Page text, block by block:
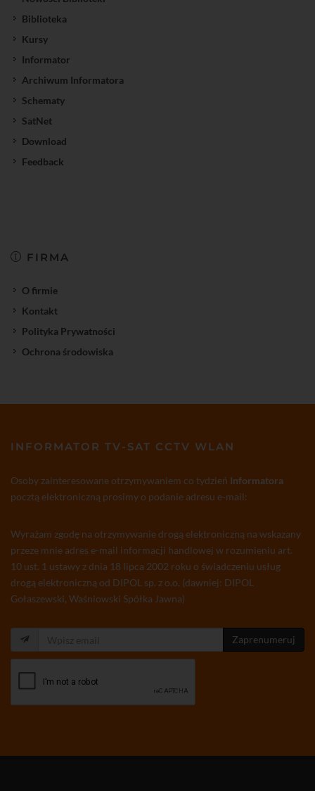
Biblioteka
Kursy
Informator
Archiwum Informatora
Schematy
SatNet
Download
Feedback
FIRMA
O firmie
Kontakt
Polityka Prywatności
Ochrona środowiska
INFORMATOR TV-SAT CCTV WLAN
Osoby zainteresowane otrzymywaniem co tydzień Informatora
pocztą elektroniczną prosimy o podanie adresu e-mail:
Wyrażam zgodę na otrzymywanie drogą elektroniczną na wskazany
przeze mnie adres e-mail informacji handlowej w rozumieniu art.
10 ust. 1 ustawy z dnia 18 lipca 2002 roku o świadczeniu usług
drogą elektroniczną od DIPOL sp. z o.o. (dawniej: DIPOL
Gołaszewski, Waśniowski Spółka Jawna)
Zaprenumeruj